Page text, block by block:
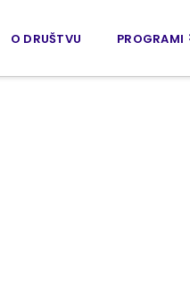
O DRUŠTVU PROGRAMI